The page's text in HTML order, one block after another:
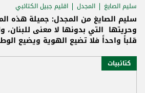
سليم الصايغ المجدل اقليم جبيل الكتائبي
سليم الصايغ من المجدل: جميلة هذه
وحريتها التي بدونها لا معنى
قلباً واحداً فلا تضيع الهوية ويضيع
كتائبيات